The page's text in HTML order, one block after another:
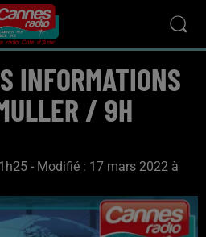
/ 9H
- Modifié : 17 mars 2022 à